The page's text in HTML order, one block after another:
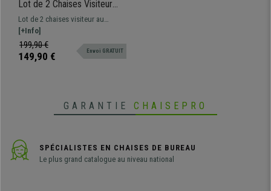
Lot de 2 Chaises Visiteur
HALIMA, Rembourrage
Épais, Structure Métallique,
en Velours, Bleu
Lot de 2 chaises visiteur au
design moderne, revêtement en
tissu type velours. Structure
metallique noire.
[+Info]
199,90 €
149,90 € Envoi GRATUIT
GARANTIE CHAISEPRO
SPÉCIALISTES EN CHAISES DE BUREAU
Le plus grand catalogue au niveau national